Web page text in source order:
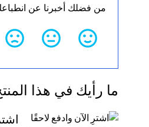
من فضلك أخبرنا عن
ما رأيك في هذا